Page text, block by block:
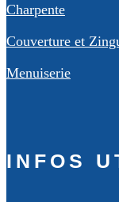
Charpente
Couverture et
Menuiserie
INFOS